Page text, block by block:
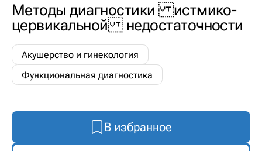
Методы диагностики истмико-
цервикальной недостаточности
Акушерство и гинекология
Функциональная диагностика
В избранное